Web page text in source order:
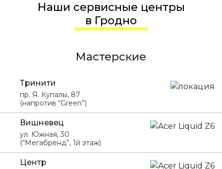
Наши сервисные центры
в Гродно
Мастерские
Тринити
пр. Я. Купалы, 87
(напротив “Green”)
Вишневец
ул. Южная, 30
(“Мегабренд”, 1й этаж)
Центр